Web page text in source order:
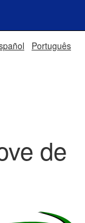
Português
de